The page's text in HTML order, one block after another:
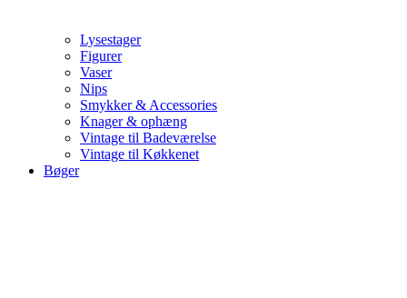
Lysestager
Figurer
Vaser
Nips
Smykker & Accessories
Knager & ophæng
Vintage til Badeværelse
Vintage til Køkkenet
Bøger